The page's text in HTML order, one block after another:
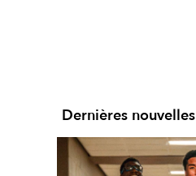
Dernières nouvelles